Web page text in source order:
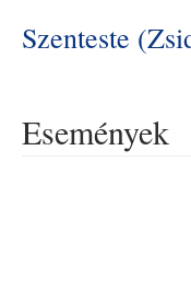
Szenteste
Események